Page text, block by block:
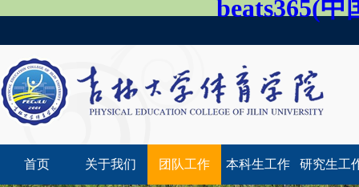
beats365(
首页 关于我们 团队工作 本科生工作 研究生工